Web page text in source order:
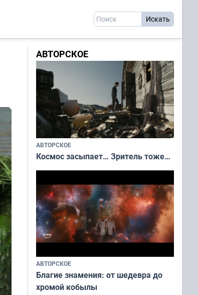
АВТОРСКОЕ
АВТОРСКОЕ
Космос засыпает… Зритель тоже…
АВТОРСКОЕ
Благие знамения: от шедевра до
хромой кобылы